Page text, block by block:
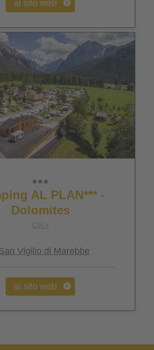
al sito web
AL PLAN*** -
Dolomites
CIN +
Vigilio di Marebbe
al sito web